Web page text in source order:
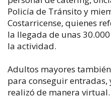
Policía de Tránsito y
Costarricense, quienes
la llegada de unas
la actividad.
Adultos mayores
para conseguir entradas,
realizó de manera virtual.